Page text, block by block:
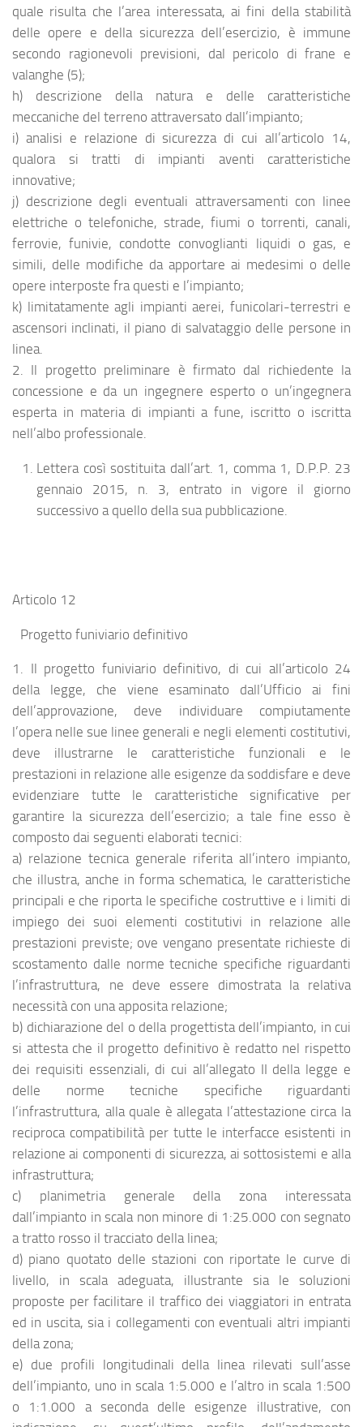
quale risulta che l’area interessata, ai fini della stabilità
delle opere e della sicurezza dell’esercizio, è immune
secondo ragionevoli previsioni, dal pericolo di frane e
valanghe (5);
h) descrizione della natura e delle caratteristiche
meccaniche del terreno attraversato dall’impianto;
i) analisi e relazione di sicurezza di cui all’articolo 14,
qualora si tratti di impianti aventi caratteristiche
innovative;
j) descrizione degli eventuali attraversamenti con linee
elettriche o telefoniche, strade, fiumi o torrenti, canali,
ferrovie, funivie, condotte convoglianti liquidi o gas, e
simili, delle modifiche da apportare ai medesimi o delle
opere interposte fra questi e l’impianto;
k) limitatamente agli impianti aerei, funicolari-terrestri e
ascensori inclinati, il piano di salvataggio delle persone in
linea.
2. Il progetto preliminare è firmato dal richiedente la
concessione e da un ingegnere esperto o un’ingegnera
esperta in materia di impianti a fune, iscritto o iscritta
nell’albo professionale.
Lettera così sostituita dall’art. 1, comma 1, D.P.P. 23
gennaio 2015, n. 3, entrato in vigore il giorno
successivo a quello della sua pubblicazione.
Articolo 12
Progetto funiviario definitivo
1. Il progetto funiviario definitivo, di cui all’articolo 24
della legge, che viene esaminato dall’Ufficio ai fini
dell’approvazione, deve individuare compiutamente
l’opera nelle sue linee generali e negli elementi costitutivi,
deve illustrarne le caratteristiche funzionali e le
prestazioni in relazione alle esigenze da soddisfare e deve
evidenziare tutte le caratteristiche significative per
garantire la sicurezza dell’esercizio; a tale fine esso è
composto dai seguenti elaborati tecnici:
a) relazione tecnica generale riferita all’intero impianto,
che illustra, anche in forma schematica, le caratteristiche
principali e che riporta le specifiche costruttive e i limiti di
impiego dei suoi elementi costitutivi in relazione alle
prestazioni previste; ove vengano presentate richieste di
scostamento dalle norme tecniche specifiche riguardanti
l’infrastruttura, ne deve essere dimostrata la relativa
necessità con una apposita relazione;
b) dichiarazione del o della progettista dell’impianto, in cui
si attesta che il progetto definitivo è redatto nel rispetto
dei requisiti essenziali, di cui all’allegato II della legge e
delle norme tecniche specifiche riguardanti
l’infrastruttura, alla quale è allegata l’attestazione circa la
reciproca compatibilità per tutte le interfacce esistenti in
relazione ai componenti di sicurezza, ai sottosistemi e alla
infrastruttura;
c) planimetria generale della zona interessata
dall’impianto in scala non minore di 1:25.000 con segnato
a tratto rosso il tracciato della linea;
d) piano quotato delle stazioni con riportate le curve di
livello, in scala adeguata, illustrante sia le soluzioni
proposte per facilitare il traffico dei viaggiatori in entrata
ed in uscita, sia i collegamenti con eventuali altri impianti
della zona;
e) due profili longitudinali della linea rilevati sull’asse
dell’impianto, uno in scala 1:5.000 e l’altro in scala 1:500
o 1:1.000 a seconda delle esigenze illustrative, con